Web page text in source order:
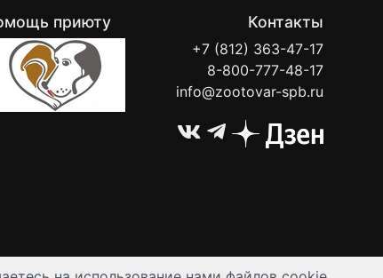
приюту Контакты
+7 (812) 363-47-17
8-800-777-48-17
info@zootovar-spb.ru